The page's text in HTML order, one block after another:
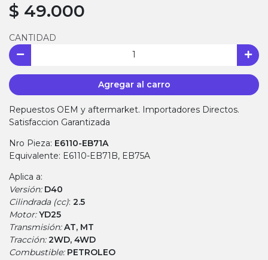
$ 49.000
CANTIDAD
Agregar al carro
Repuestos OEM y aftermarket. Importadores Directos.
Satisfaccion Garantizada
Nro Pieza: E6110-EB71A
Equivalente: E6110-EB71B, EB75A
Aplica a:
Versión: D40
Cilindrada (cc): 2.5
Motor:YD25
Transmisión:AT, MT
Tracción:2WD, 4WD
Combustible: PETROLEO